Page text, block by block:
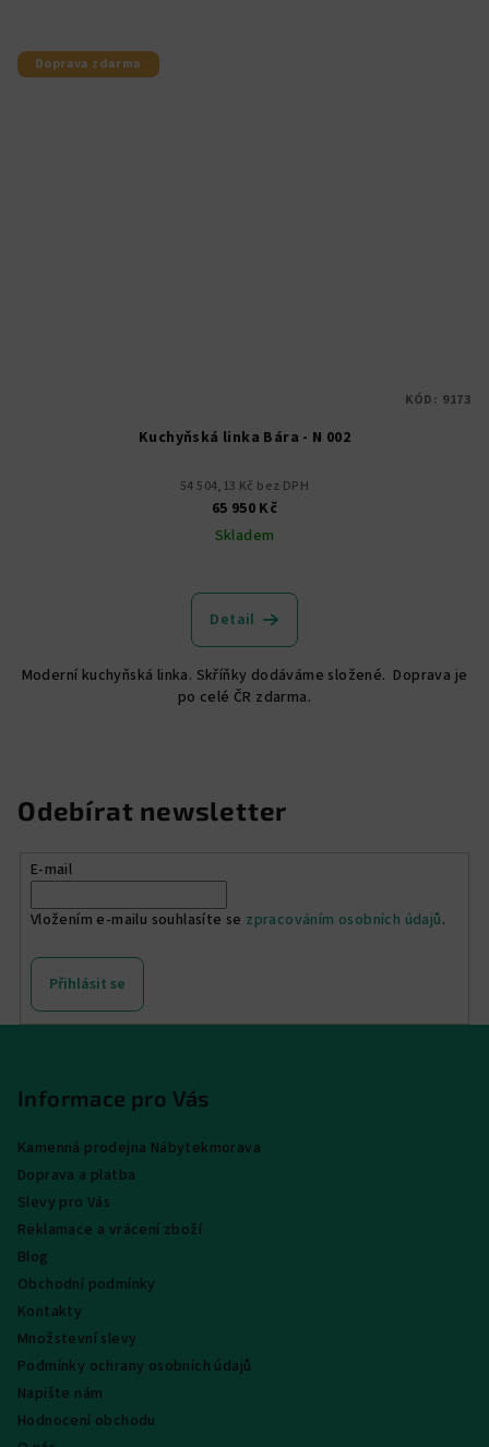
Doprava zdarma
Kuchyňská linka Bára - N 002
54 504,13 Kč bez DPH
65 950 Kč
Skladem
Detail
Moderní kuchyňská linka. Skříňky dodáváme složené. Doprava je
po celé ČR zdarma.
KÓD: 9173
Odebírat newsletter
E-mail
Vložením e-mailu souhlasíte se zpracováním osobních údajů.
Přihlásit se
Informace pro Vás
Kamenná prodejna Nábytekmorava
Doprava a platba
Slevy pro Vás
Reklamace a vrácení zboží
Blog
Obchodní podmínky
Kontakty
Množstevní slevy
Podmínky ochrany osobních údajů
Napište nám
Hodnocení obchodu